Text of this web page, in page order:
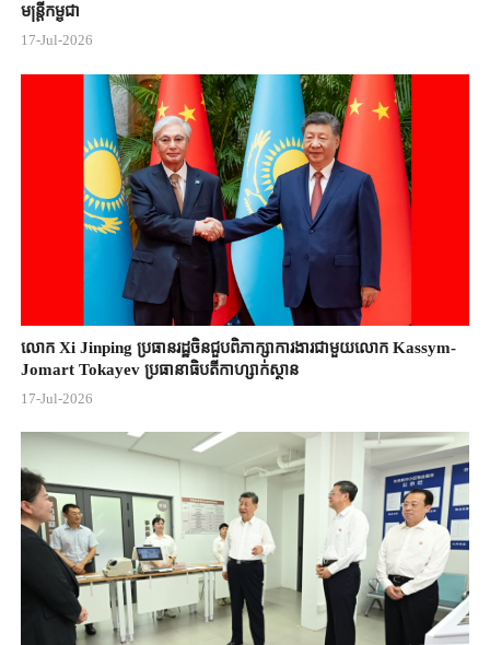
មន្ត្រីកម្ពុជា
17-Jul-2026
លោក Xi Jinping ប្រធានរដ្ឋចិន​ជួបពិភាក្សា​ការងារជាមួយ​លោក Kassym-
Jomart ​Tokayev ​ប្រធានាធិបតី​កាហ្សាក់ស្ថាន​
17-Jul-2026